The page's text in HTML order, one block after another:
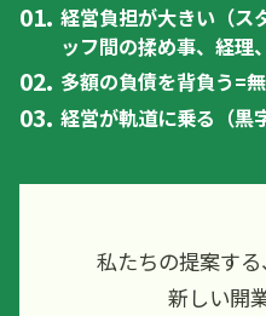
経営負担が大きい（ス
ッフ間の揉め事、経理
多額の負債を背負う=
経営が軌道に乗る（黒
私たちの提案する
新しい開